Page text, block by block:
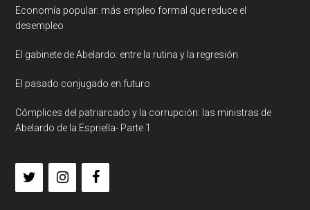
Economía popular: más empleo formal que reduce el
desempleo
El gabinete de Abelardo: entre la rutina y la regresión
El pasado conjugado en futuro
Cómplices del patriarcado y la corrupción: las ministras de
Abelardo de la Espriella- Parte 1